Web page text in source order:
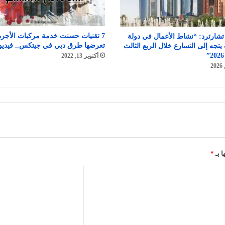
تشارترد: “نشاط الأعمال في دولة
يتجه إلى التسارع خلال الربع الثالث
7 تقنيات حسنت خدمة مركبات
تعرضها طرق دبي في جيتكس..
أكتوبر 13, 2022
بـ *